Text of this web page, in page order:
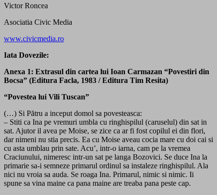
Victor Roncea
Asociatia Civic Media
www.civicmedia.ro
Iata Dovezile:
Anexa 1: Extrasul din cartea lui Ioan Carmazan “Povestiri din
Bocsa” (Editura Facla, 1983 / Editura Tim Resita)
“Povestea lui Vili Tuscan”
(…) Si Pătru a inceput domol sa povesteasca:
– Stiti ca Ina pe vremuri umbla cu ringhispilul (caruselul) din sat in
sat. Ajutor il avea pe Moise, se zice ca ar fi fost copilul ei din flori,
dar nimeni nu stia precis. Ea cu Moise aveau cocia mare cu doi cai si
cu asta umblau prin sate. Acu’, intr-o iarna, cam pe la vremea
Craciunului, nimeresc intr-un sat pe langa Bozovici. Se duce Ina la
primarie sa-i semneze primarul ordinul sa instaleze ringhispilul. Ala
nici nu vroia sa auda. Se roaga Ina. Primarul, nimic si nimic. Ii
spune sa vina maine ca pana maine are treaba pana peste cap.